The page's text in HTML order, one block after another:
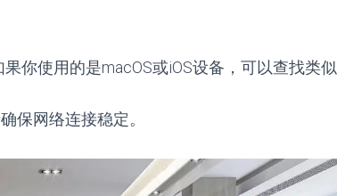
果你使用的是macOS或iOS设备，可以查找类似
保网络连接稳定。